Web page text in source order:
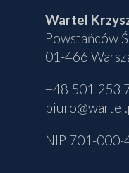
Wartel
Powstańców
01-466
+48 501 253
NIP 701-000-